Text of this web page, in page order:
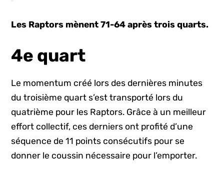
Les Raptors mènent 71-64 après trois quarts.
4e quart
Le momentum créé lors des dernières minutes
du troisième quart s’est transporté lors du
quatrième pour les Raptors. Grâce à un meilleur
effort collectif, ces derniers ont profité d’une
séquence de 11 points consécutifs pour se
donner le coussin nécessaire pour l’emporter.